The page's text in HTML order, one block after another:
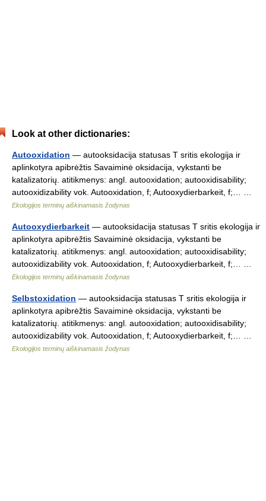
Look at other dictionaries:
Autooxidation — autooksidacija statusas T sritis ekologija ir
aplinkotyra apibrėžtis Savaiminė oksidacija, vykstanti be
katalizatorių. atitikmenys: angl. autooxidation; autooxidisability;
autooxidizability vok. Autooxidation, f; Autooxydierbarkeit, f;… …
Ekologijos terminų aiškinamasis žodynas
Autooxydierbarkeit — autooksidacija statusas T sritis ekologija ir
aplinkotyra apibrėžtis Savaiminė oksidacija, vykstanti be
katalizatorių. atitikmenys: angl. autooxidation; autooxidisability;
autooxidizability vok. Autooxidation, f; Autooxydierbarkeit, f;… …
Ekologijos terminų aiškinamasis žodynas
Selbstoxidation — autooksidacija statusas T sritis ekologija ir
aplinkotyra apibrėžtis Savaiminė oksidacija, vykstanti be
katalizatorių. atitikmenys: angl. autooxidation; autooxidisability;
autooxidizability vok. Autooxidation, f; Autooxydierbarkeit, f;… …
Ekologijos terminų aiškinamasis žodynas